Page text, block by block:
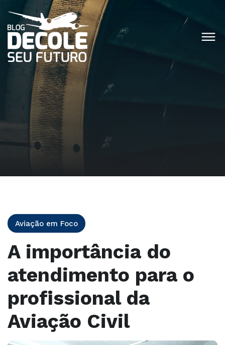
Aviação em Foco
A importância do
atendimento para o
profissional da
Aviação Civil